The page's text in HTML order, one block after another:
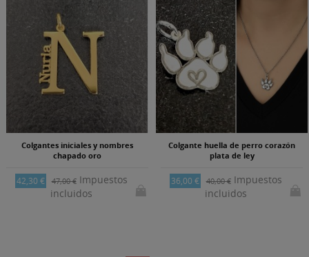
Colgantes iniciales y nombres
chapado oro
42,30 € 47,00 €Impuestos
incluidos
Colgante huella de perro corazón
plata de ley
36,00 € 40,00 €Impuestos
incluidos